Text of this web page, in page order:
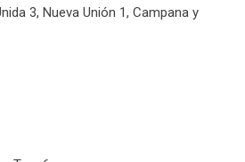
3, Nueva Unión 1, Campana y